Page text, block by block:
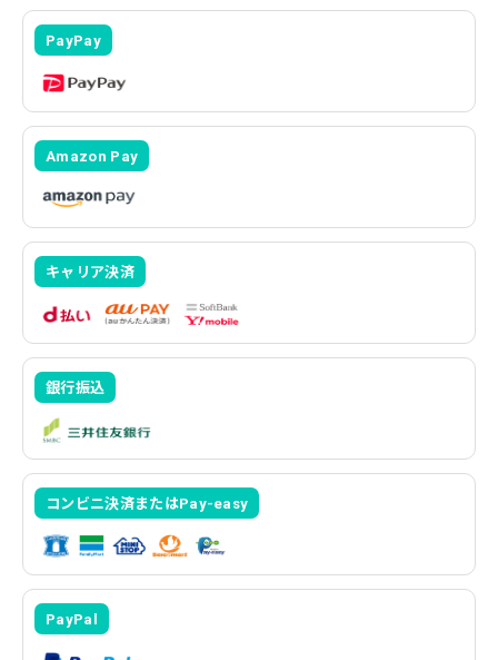
PayPay
Amazon Pay
キャリア決済
銀行振込
コンビニ決済またはPay-easy
PayPal